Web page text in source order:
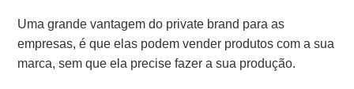
Uma grande vantagem do private brand para as
empresas, é que elas podem vender produtos com a sua
marca, sem que ela precise fazer a sua produção.